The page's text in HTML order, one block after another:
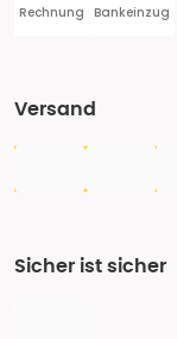
Rechnung Bankeinzug
Versand
Sicher ist sicher